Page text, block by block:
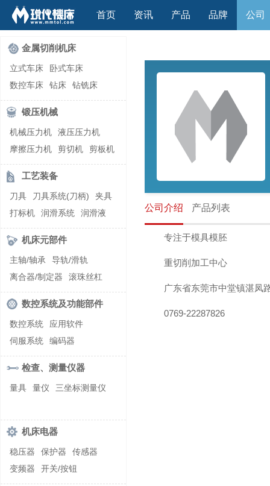
首页 资讯 产品 品牌 公司
金属切削机床
立式车床
卧式车床
数控车床
钻床
钻铣床
立式镗(铣)床
卧式镗(铣)床
龙门铣镗床
立式铣床
卧式铣床
雕刻机
平面磨床
外圆磨床
内圆磨床
龙门磨床
滚齿机\铣齿机
刨床
带锯床
车削加工中心
立式加工中心
卧式加工中心
龙门加工中心
激光快速成型
组合机床
螺纹加工机床
锻压机械
机械压力机
液压压力机
摩擦压力机
剪切机
剪板机
自动锻压机
折弯机
弯管机
快速成型机
工艺装备
刀具 刀具系统(刀柄)
夹具
打标机
润滑系统
润滑液
切削液
刃磨机
机床元部件
主轴/轴承
导轨/滑轨
离合器/制定器
滚珠丝杠
齿轮/减速器
数控系统及功能部件
数控系统
应用软件
伺服系统
编码器
检查、测量仪器
量具 量仪 三坐标测量仪
机床电器
稳压器 保护器
传感器
变频器
开关/按钮
公司介绍 产品列表
专注于模具模胚
重切削加工中心
广东省东莞市中堂镇湛凤
0769-22287826